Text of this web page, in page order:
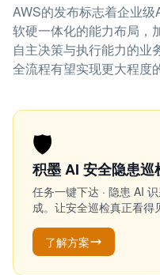
AWS的发布标志着企业
软硬一体化的能力布局，
自主决策与执行能力的业
全流程有望实现更大程度
🛡️
积墨 AI 安全隐患巡
任务一键下达 · 隐患 AI
成。让安全巡检真正看得
了解方案